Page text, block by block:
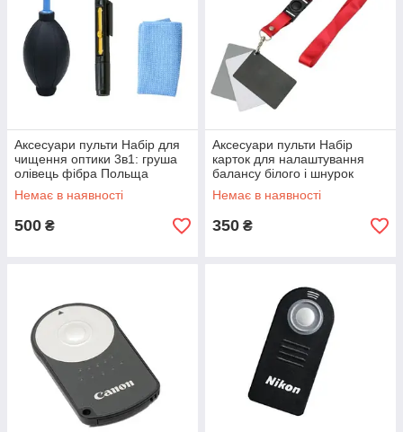
Аксесуари пульти Набір для
чищення оптики 3в1: груша
олівець фібра Польща
Немає в наявності
500 ₴
Аксесуари пульти Набір
карток для налаштування
балансу білого і шнурок
Польща
Немає в наявності
350 ₴